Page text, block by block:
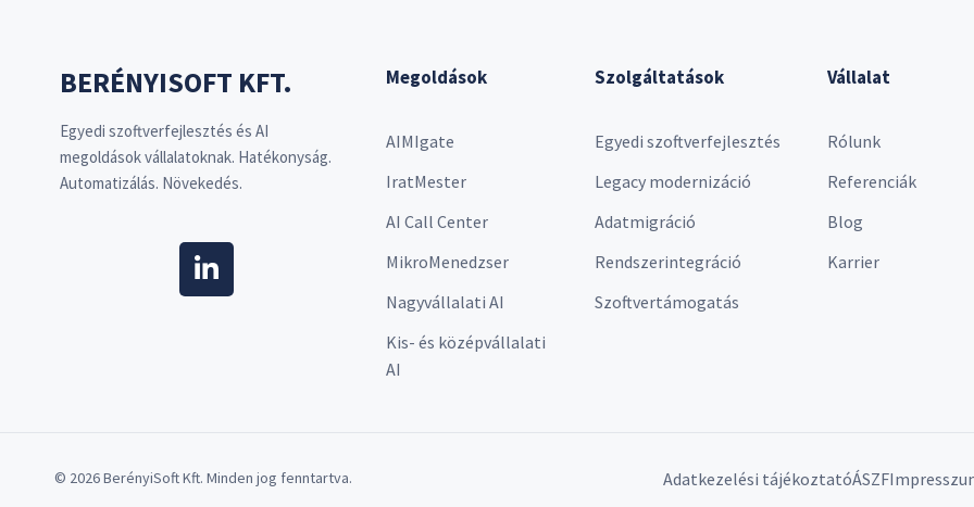
BERÉNYISOFT KFT.
Egyedi szoftverfejlesztés és AI
megoldások vállalatoknak. Hatékonyság.
Automatizálás. Növekedés.
Megoldások
AIMIgate
IratMester
AI Call Center
MikroMenedzser
Nagyvállalati AI
Kis- és középvállalati
AI
Szolgáltatások
Egyedi szoftverfejlesztés
Legacy modernizáció
Adatmigráció
Rendszerintegráció
Szoftvertámogatás
Vállalat
Rólunk
Referenciák
Blog
Karrier
© 2026 BerényiSoft Kft. Minden jog fenntartva. Adatkezelési tájékoztatóÁSZF